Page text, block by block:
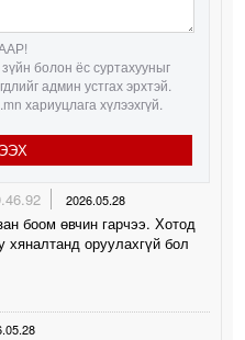
зүйн болон ёс суртахууныг
админ устгах эрхтэй.
хариуцлага хүлээхгүй.
2026.05.28
боом өвчин гарчээ. Хотод
хяналтанд оруулахгүй бол